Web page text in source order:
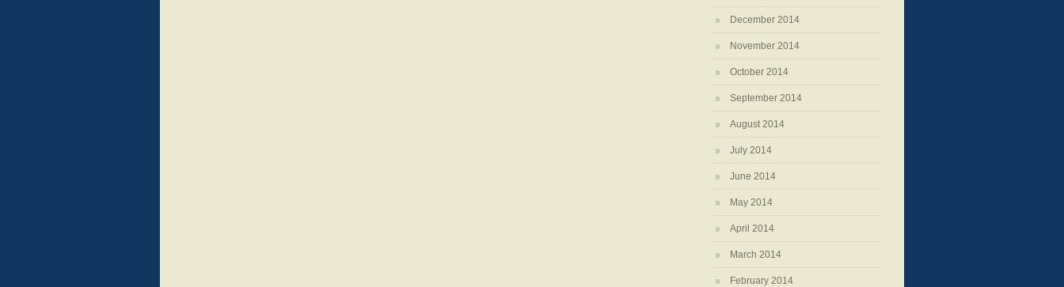
December 2014
November 2014
October 2014
September 2014
August 2014
July 2014
June 2014
May 2014
April 2014
March 2014
February 2014